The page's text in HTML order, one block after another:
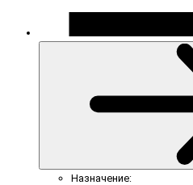
Назначение: